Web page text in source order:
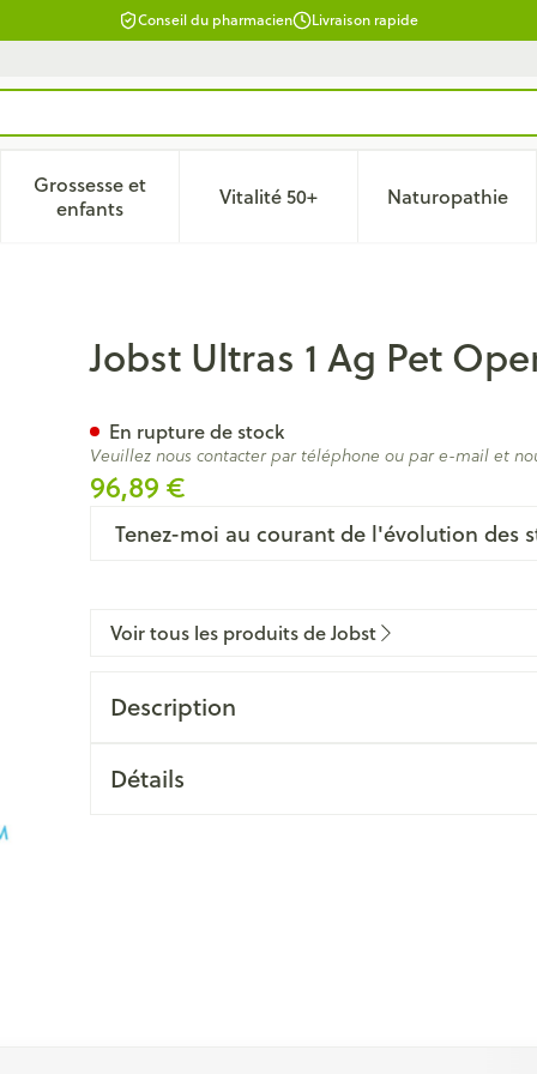
Conseil du pharmacien Livraison rapide
Beauté, soins et hygiène
menu pour la catégorie Régime, alimentation &
Grossesse et
enfantsAfficher le sous-menu pour la catégorie
Vitalité 50+Afficher le sous-menu pour la
Naturopathie
Afficher
Bla Ii Pair
Jobst Ultras 1 Ag Pet
96,89 €
Tenez-moi au courant de l'évolution des
En rupture de stock
Veuillez nous contacter par téléphone ou par e-mail et
Voir tous les produits de Jobst
Description
Détails